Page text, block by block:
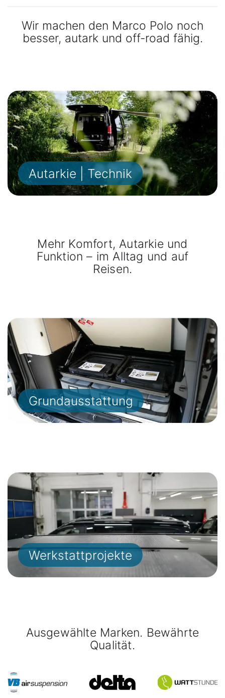
Wir machen den Marco Polo noch
besser, autark und off-road fähig.
Autarkie | Technik
Mehr Komfort, Autarkie und
Funktion – im Alltag und auf
Reisen.
Grundausstattung
Werkstattprojekte
Ausgewählte Marken. Bewährte
Qualität.